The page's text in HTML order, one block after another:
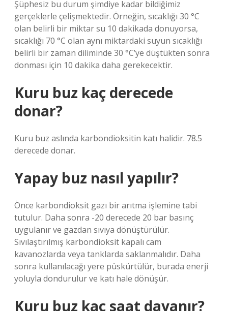
Şüphesiz bu durum şimdiye kadar bildiğimiz
gerçeklerle çelişmektedir. Örneğin, sıcaklığı 30 °C
olan belirli bir miktar su 10 dakikada donuyorsa,
sıcaklığı 70 °C olan aynı miktardaki suyun sıcaklığı
belirli bir zaman diliminde 30 °C’ye düştükten sonra
donması için 10 dakika daha gerekecektir.
Kuru buz kaç derecede
donar?
Kuru buz aslında karbondioksitin katı halidir. 78.5
derecede donar.
Yapay buz nasıl yapılır?
Önce karbondioksit gazı bir arıtma işlemine tabi
tutulur. Daha sonra -20 derecede 20 bar basınç
uygulanır ve gazdan sıvıya dönüştürülür.
Sıvılaştırılmış karbondioksit kapalı cam
kavanozlarda veya tanklarda saklanmalıdır. Daha
sonra kullanılacağı yere püskürtülür, burada enerji
yoluyla dondurulur ve katı hale dönüşür.
Kuru buz kaç saat dayanır?